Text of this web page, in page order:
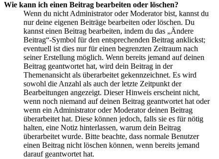
Wie kann ich einen Beitrag bearbeiten oder löschen?
Wenn du nicht Administrator oder Moderator bist, kannst du
nur deine eigenen Beiträge bearbeiten oder löschen. Du
kannst einen Beitrag bearbeiten, indem du das „Ändere
Beitrag“-Symbol für den entsprechenden Beitrag anklickst;
eventuell ist dies nur für einen begrenzten Zeitraum nach
seiner Erstellung möglich. Wenn bereits jemand auf deinen
Beitrag geantwortet hat, wird dein Beitrag in der
Themenansicht als überarbeitet gekennzeichnet. Es wird
sowohl die Anzahl als auch der letzte Zeitpunkt der
Bearbeitungen angezeigt. Dieser Hinweis erscheint nicht,
wenn noch niemand auf deinen Beitrag geantwortet hat oder
wenn ein Administrator oder Moderator deinen Beitrag
überarbeitet hat. Diese können jedoch, falls sie es für nötig
halten, eine Notiz hinterlassen, warum dein Beitrag
überarbeitet wurde. Bitte beachte, dass normale Benutzer
einen Beitrag nicht löschen können, wenn bereits jemand
darauf geantwortet hat.